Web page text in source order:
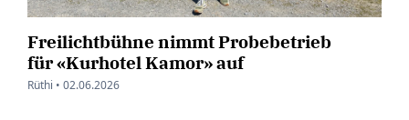
Freilichtbühne nimmt Probebetrieb
für «Kurhotel Kamor» auf
Rüthi • 02.06.2026